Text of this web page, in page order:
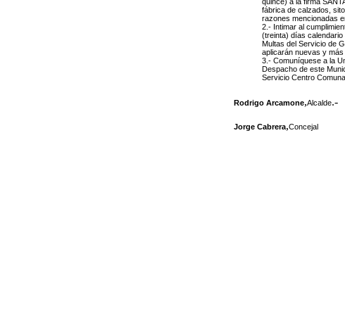
fábrica de calzados,
razones mencionadas
2.- Intimar al
(treinta) días calendario
Multas del Servicio de
aplicarán nuevas y
3.- Comuníquese a la
Despacho de este
Servicio Centro
Rodrigo Arcamone,Alcalde.-
Jorge Cabrera,Concejal